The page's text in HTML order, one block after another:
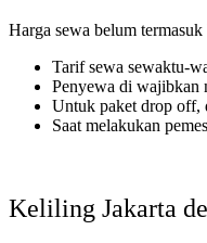
Harga sewa belum
Tarif sewa sewaktu-
Penyewa di wajibkan
Untuk paket drop off,
Saat melakukan
Keliling Jakarta